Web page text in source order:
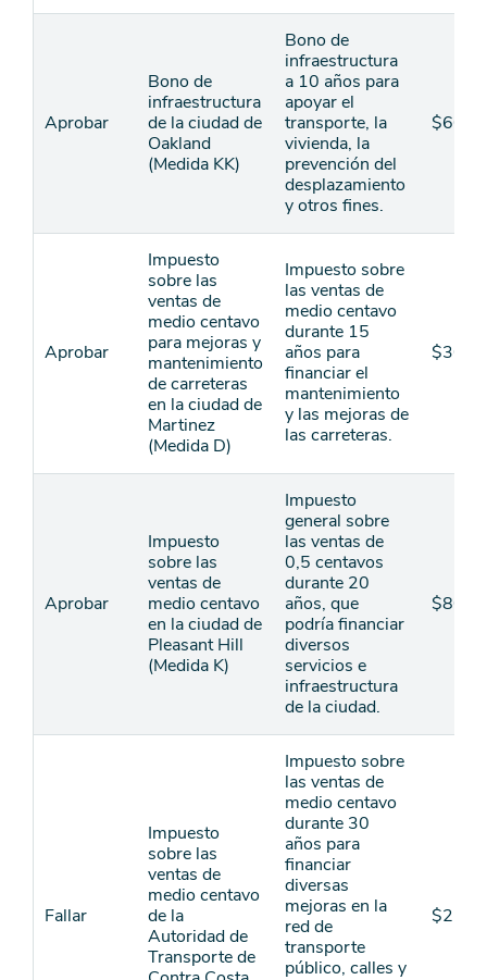
Aprobar
Bono de
infraestructura
de la ciudad de
Oakland
(Medida KK)
Bono de
infraestructura
a 10 años para
apoyar el
transporte, la
vivienda, la
prevención del
desplazamiento
y otros fines.
$600
Aprobar
Impuesto
sobre las
ventas de
medio centavo
para mejoras y
mantenimiento
de carreteras
en la ciudad de
Martinez
(Medida D)
Impuesto sobre
las ventas de
medio centavo
durante 15
años para
financiar el
mantenimiento
y las mejoras de
las carreteras.
$30
Aprobar
Impuesto
sobre las
ventas de
medio centavo
en la ciudad de
Pleasant Hill
(Medida K)
Impuesto
general sobre
las ventas de
0,5 centavos
durante 20
años, que
podría financiar
diversos
servicios e
infraestructura
de la ciudad.
$80
Fallar
Impuesto
sobre las
ventas de
medio centavo
de la
Autoridad de
Transporte de
Impuesto sobre
las ventas de
medio centavo
durante 30
años para
financiar
diversas
mejoras en la
red de
transporte
público, calles y